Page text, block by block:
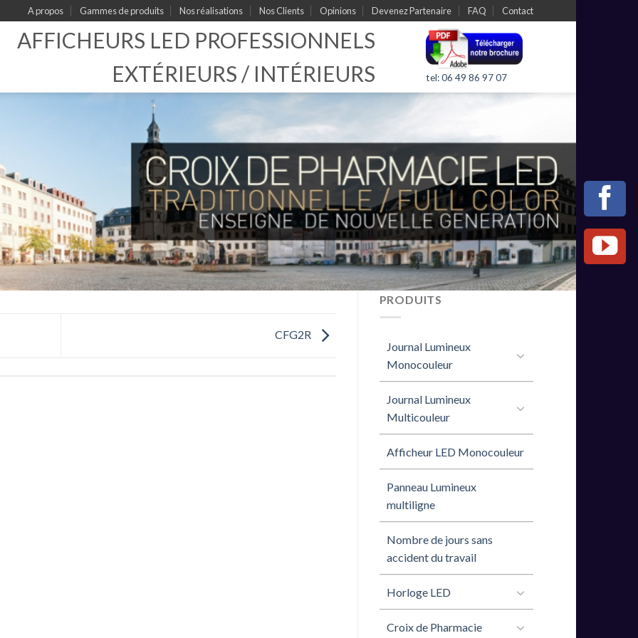
A propos Gammes de produits Nos réalisations Nos Clients Opinions Devenez Partenaire FAQ Contact
AFFICHEURS LED PROFESSIONNELS
EXTÉRIEURS / INTÉRIEURS
tel: 06 49 86 97 07
CFG2R
PRODUITS
Journal Lumineux
Monocouleur
Journal Lumineux
Multicouleur
Afficheur LED Monocouleur
Panneau Lumineux
multiligne
Nombre de jours sans
accident du travail
Horloge LED
Croix de Pharmacie